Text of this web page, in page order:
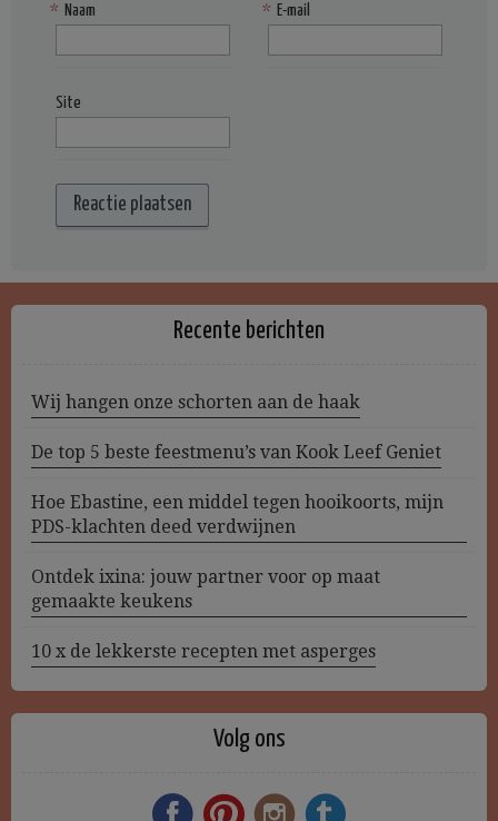
Naam
* E-mail
*
Site
Recente berichten
Wij hangen onze schorten aan de haak
De top 5 beste feestmenu’s van Kook Leef Geniet
Hoe Ebastine, een middel tegen hooikoorts, mijn
PDS-klachten deed verdwijnen
Ontdek ixina: jouw partner voor op maat
gemaakte keukens
10 x de lekkerste recepten met asperges
Volg ons